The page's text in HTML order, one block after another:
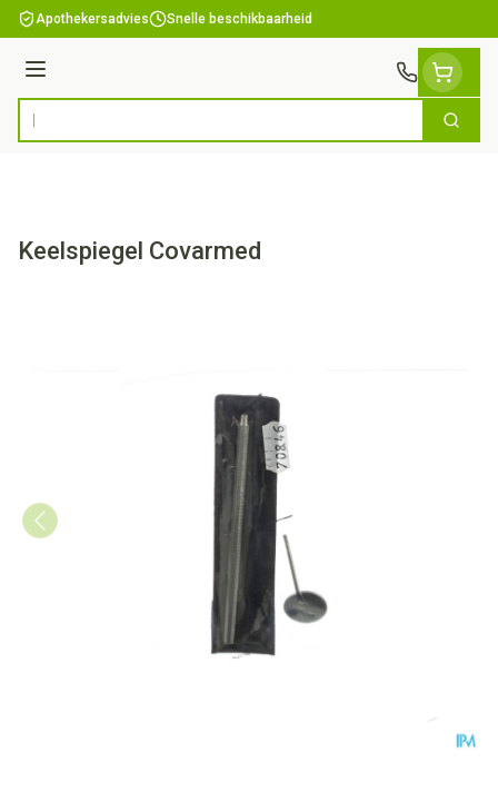
Ga naar de inhoud
Apothekersadvies Snelle beschikbaarheid
Menu
Product, merk, categorie... Zoek
Keelspiegel Covarmed